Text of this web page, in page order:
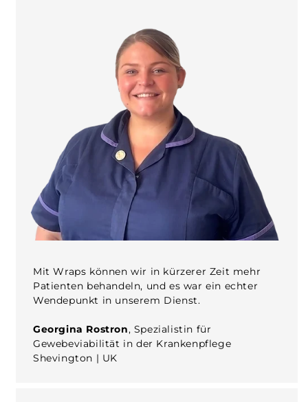
Mit Wraps können wir in kürzerer Zeit mehr
Patienten behandeln, und es war ein echter
Wendepunkt in unserem Dienst.
Georgina Rostron, Spezialistin für
Gewebeviabilität in der Krankenpflege
Shevington | UK